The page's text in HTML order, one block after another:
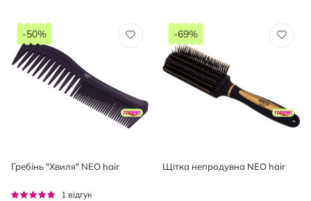
Гребінь "Хвиля" NEO hair
Рейтинг:
1 відгук
-50%
Щітка непродувна NEO hair
-69%